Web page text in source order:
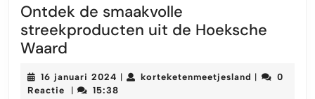
Ontdek de smaakvolle
streekproducten uit de Hoeksche
Waard
smaakvolle
16 januari 2024 16
januari
| korteketenmeetjesland |
0
Reactie
| 15:38